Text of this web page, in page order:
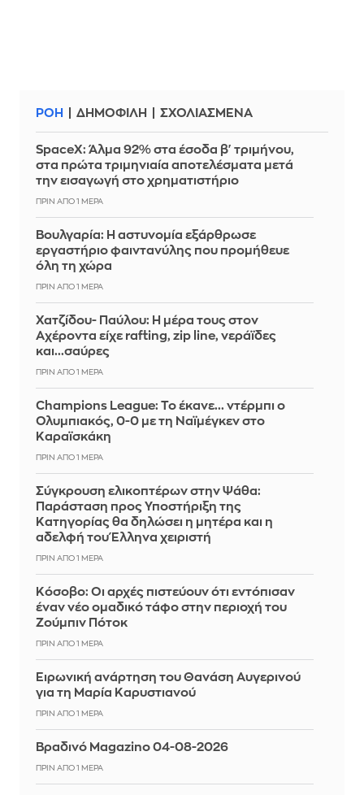
ΡΟΗ ΔΗΜΟΦΙΛΗ ΣΧΟΛΙΑΣΜΕΝΑ
SpaceX: Άλμα 92% στα έσοδα β' τριμήνου,
στα πρώτα τριμηνιαία αποτελέσματα μετά
την εισαγωγή στο χρηματιστήριο
ΠΡΙΝ ΑΠΌ 1 ΜΈΡΑ
Βουλγαρία: Η αστυνομία εξάρθρωσε
εργαστήριο φαιντανύλης που προμήθευε
όλη τη χώρα
ΠΡΙΝ ΑΠΌ 1 ΜΈΡΑ
Χατζίδου- Παύλου: Η μέρα τους στον
Αχέροντα είχε rafting, zip line, νεράϊδες
και...σαύρες
ΠΡΙΝ ΑΠΌ 1 ΜΈΡΑ
Champions League: Το έκανε... ντέρμπι ο
Ολυμπιακός, 0-0 με τη Ναϊμέγκεν στο
Καραϊσκάκη
ΠΡΙΝ ΑΠΌ 1 ΜΈΡΑ
Σύγκρουση ελικοπτέρων στην Ψάθα:
Παράσταση προς Υποστήριξη της
Κατηγορίας θα δηλώσει η μητέρα και η
αδελφή του Έλληνα χειριστή
ΠΡΙΝ ΑΠΌ 1 ΜΈΡΑ
Κόσοβο: Οι αρχές πιστεύουν ότι εντόπισαν
έναν νέο ομαδικό τάφο στην περιοχή του
Ζούμπιν Πότοκ
ΠΡΙΝ ΑΠΌ 1 ΜΈΡΑ
Ειρωνική ανάρτηση του Θανάση Αυγερινού
για τη Μαρία Καρυστιανού
ΠΡΙΝ ΑΠΌ 1 ΜΈΡΑ
Βραδινό Magazino 04-08-2026
ΠΡΙΝ ΑΠΌ 1 ΜΈΡΑ